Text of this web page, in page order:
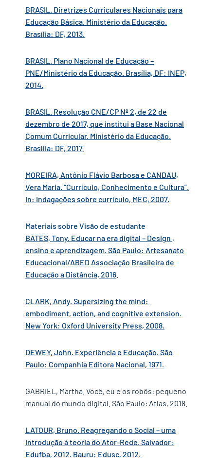
BRASIL. Diretrizes Curriculares Nacionais para
Educação Básica. Ministério da Educação.
Brasília: DF, 2013.
BRASIL. Plano Nacional de Educação –
PNE/Ministério da Educação. Brasília, DF: INEP,
2014.
BRASIL. Resolução CNE/CP Nº 2, de 22 de
dezembro de 2017, que institui a Base Nacional
Comum Curricular. Ministério da Educação.
Brasília: DF, 2017
MOREIRA, Antônio Flávio Barbosa e CANDAU,
Vera Maria. “Currículo, Conhecimento e Cultura”.
In: Indagações sobre currículo, MEC, 2007.
Materiais sobre Visão de estudante
BATES, Tony. Educar na era digital – Design ,
ensino e aprendizagem. São Paulo: Artesanato
Educacional/ABED Associação Brasileira de
Educação a Distância, 2016
CLARK, Andy. Supersizing the mind:
embodiment, action, and cognitive extension.
New York: Oxford University Press, 2008.
DEWEY, John. Experiência e Educação. São
Paulo: Companhia Editora Nacional, 1971.
GABRIEL, Martha. Você, eu e os robôs: pequeno
manual do mundo digital. São Paulo: Atlas, 2018.
LATOUR, Bruno. Reagregando o Social – uma
introdução à teoria do Ator-Rede. Salvador:
Edufba, 2012. Bauru: Edusc, 2012.